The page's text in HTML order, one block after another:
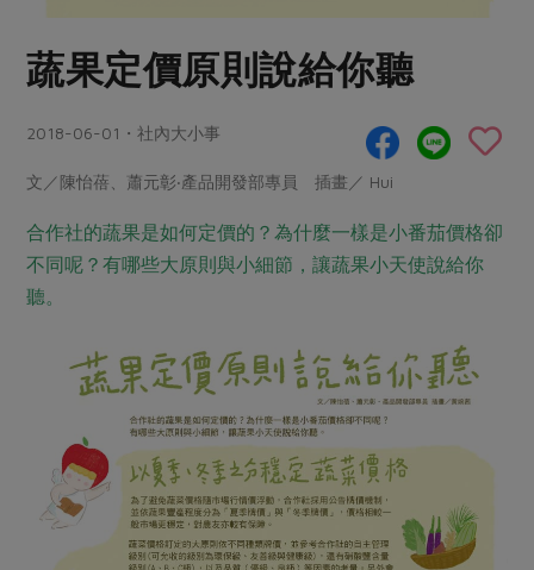
肉品・水產
調理食材・點心
調味醬料/南北貨 烘焙
保健食品
美妝保養 個人清潔
家庭清潔 織品
日用品 圖書禮品
蛋料理
醬料
湯品．鍋物
涼拌沙拉
主題食譜
當季產品
傳到心坎裡，誠心又澎派
合作25-經典快閃最後一週
合作25-精選產品第四彈
更多當季產品
議題活動
主婦聯盟X樂齡網特約優惠案
30%rPET紅烏龍茶
2024農業發展計畫年度報告
更多議題活動
樂齡生活 親子食育
關注議題
減硝酸鹽 惜食
非基改運動 支持本土農糧
減添加物 減塑減廢
食農教育
更多議題
生活者e週報
合作社組織
員工與求才
產品檢驗
自主把關
檢驗報告
硝酸鹽檢驗
社員權益
合作社法規
社務專區
選舉專區
蔬果定價原則說給你聽
2018-06-01・社內大小事
文／陳怡蓓、蕭元彰‧產品開發部專員 插畫／ Hui
合作社的蔬果是如何定價的？為什麼一樣是小番茄價格卻
不同呢？有哪些大原則與小細節，讓蔬果小天使說給你
聽。